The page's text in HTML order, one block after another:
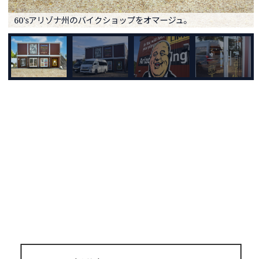
60'sアリゾナ州のバイクショップをオマージュ。